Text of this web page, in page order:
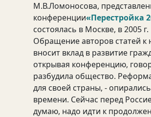
М.В.Ломоносова,
конференции«Перестройка
состоялась в Москве, в 2005 г.
Обращение авторов статей к
вносит вклад в развитие
открывая конференцию,
разбудила общество.
для своей страны, -
времени. Сейчас перед
думаю, надо идти к